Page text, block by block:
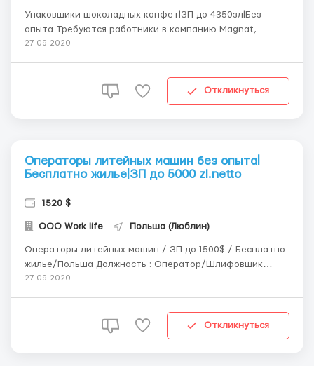
Упаковщики шоколадных конфет|ЗП до 4350зл|Без
опыта Требуются работники в компанию Magnat,
которая занимается производством конфет (пралине с
сочетании с шоколадным кремом). Подробнее о комп...
27-09-2020
Откликнуться
Операторы литейных машин без опыта|
Бесплатно жилье|ЗП до 5000 zl.netto
1520 $
ООО Work life Польша (Люблин)
Операторы литейных машин / ЗП до 1500$ / Бесплатно
жилье/Польша Должность : Оператор/Шлифовщик
Зарплата: Ставка 13,47-18,04 злотых. Нетто
работы на обслуживание литейных машин.С...
27-09-2020
Откликнуться